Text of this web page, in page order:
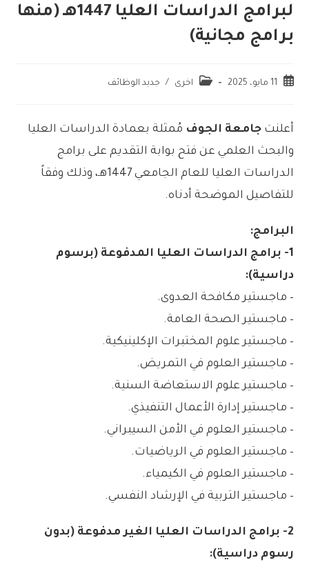
لبرامج الدراسات العليا 1447هـ (منها
برامج مجانية)
11 مايو، 2025 اخرى / جديد الوظائف
أعلنتجامعة الجوف مُمثلة بعمادة الدراسات العليا
والبحث العلمي عن فتح بوابة التقديم على برامج
الدراسات العليا للعام الجامعي 1447هـ، وذلك وفقاً
للتفاصيل الموضحة أدناه.
البرامج:
1- برامج الدراسات العليا المدفوعة (برسوم
دراسية):
– ماجستير مكافحة العدوى.
– ماجستير الصحة العامة.
– ماجستير علوم المختبرات الإكلينيكية.
– ماجستير العلوم في التمريض.
– ماجستير علوم الاستعاضة السنية.
– ماجستير إدارة الأعمال التنفيذي.
– ماجستير العلوم في الأمن السيبراني.
– ماجستير العلوم في الرياضيات.
– ماجستير العلوم في الكيمياء.
– ماجستير التربية في الإرشاد النفسي.
2- برامج الدراسات العليا الغير مدفوعة (بدون
رسوم دراسية):